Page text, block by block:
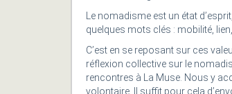
Le nomadisme est un état
quelques mots clés : mobilité,
C’est en se reposant sur ces
réflexion collective sur le
rencontres à La Muse. Nous y
volontaire. Il suffit pour cela